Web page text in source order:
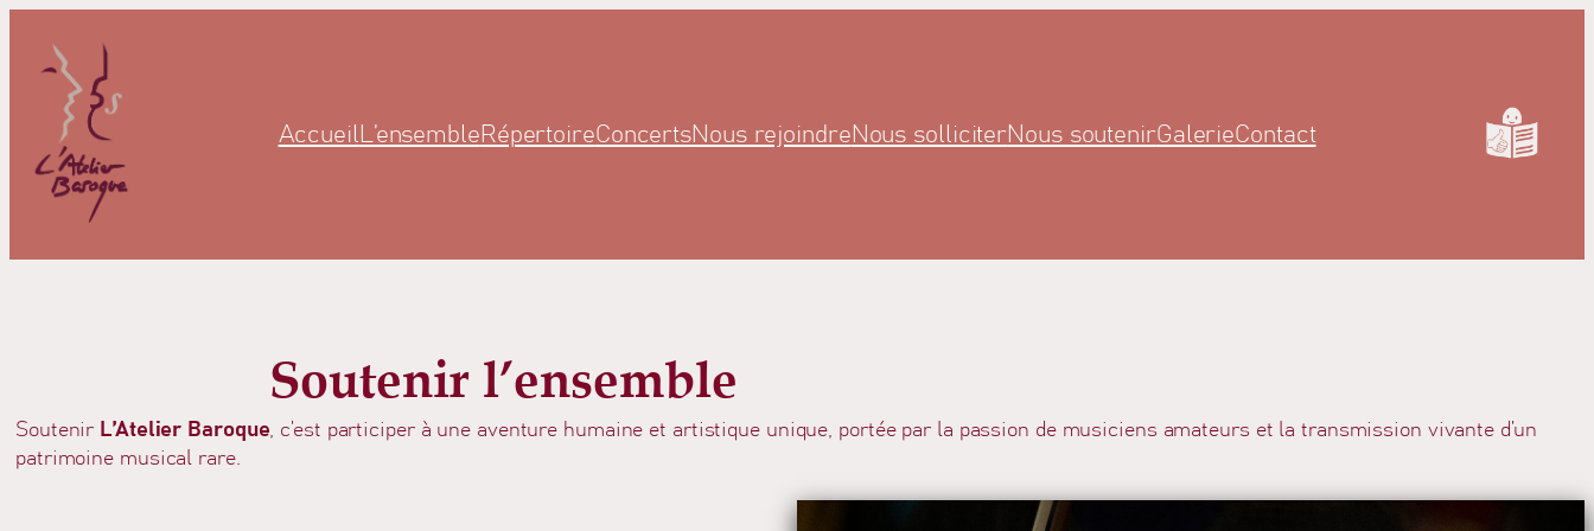
Accueil L’ensemble RépertoireConcertsNous rejoindre Nous solliciterNous soutenirGalerieContact
Soutenir l’ensemble
Soutenir L’Atelier Baroque, c’est participer à une aventure humaine et artistique unique, portée par la passion de musiciens amateurs et la transmission vivante d’un
patrimoine musical rare.